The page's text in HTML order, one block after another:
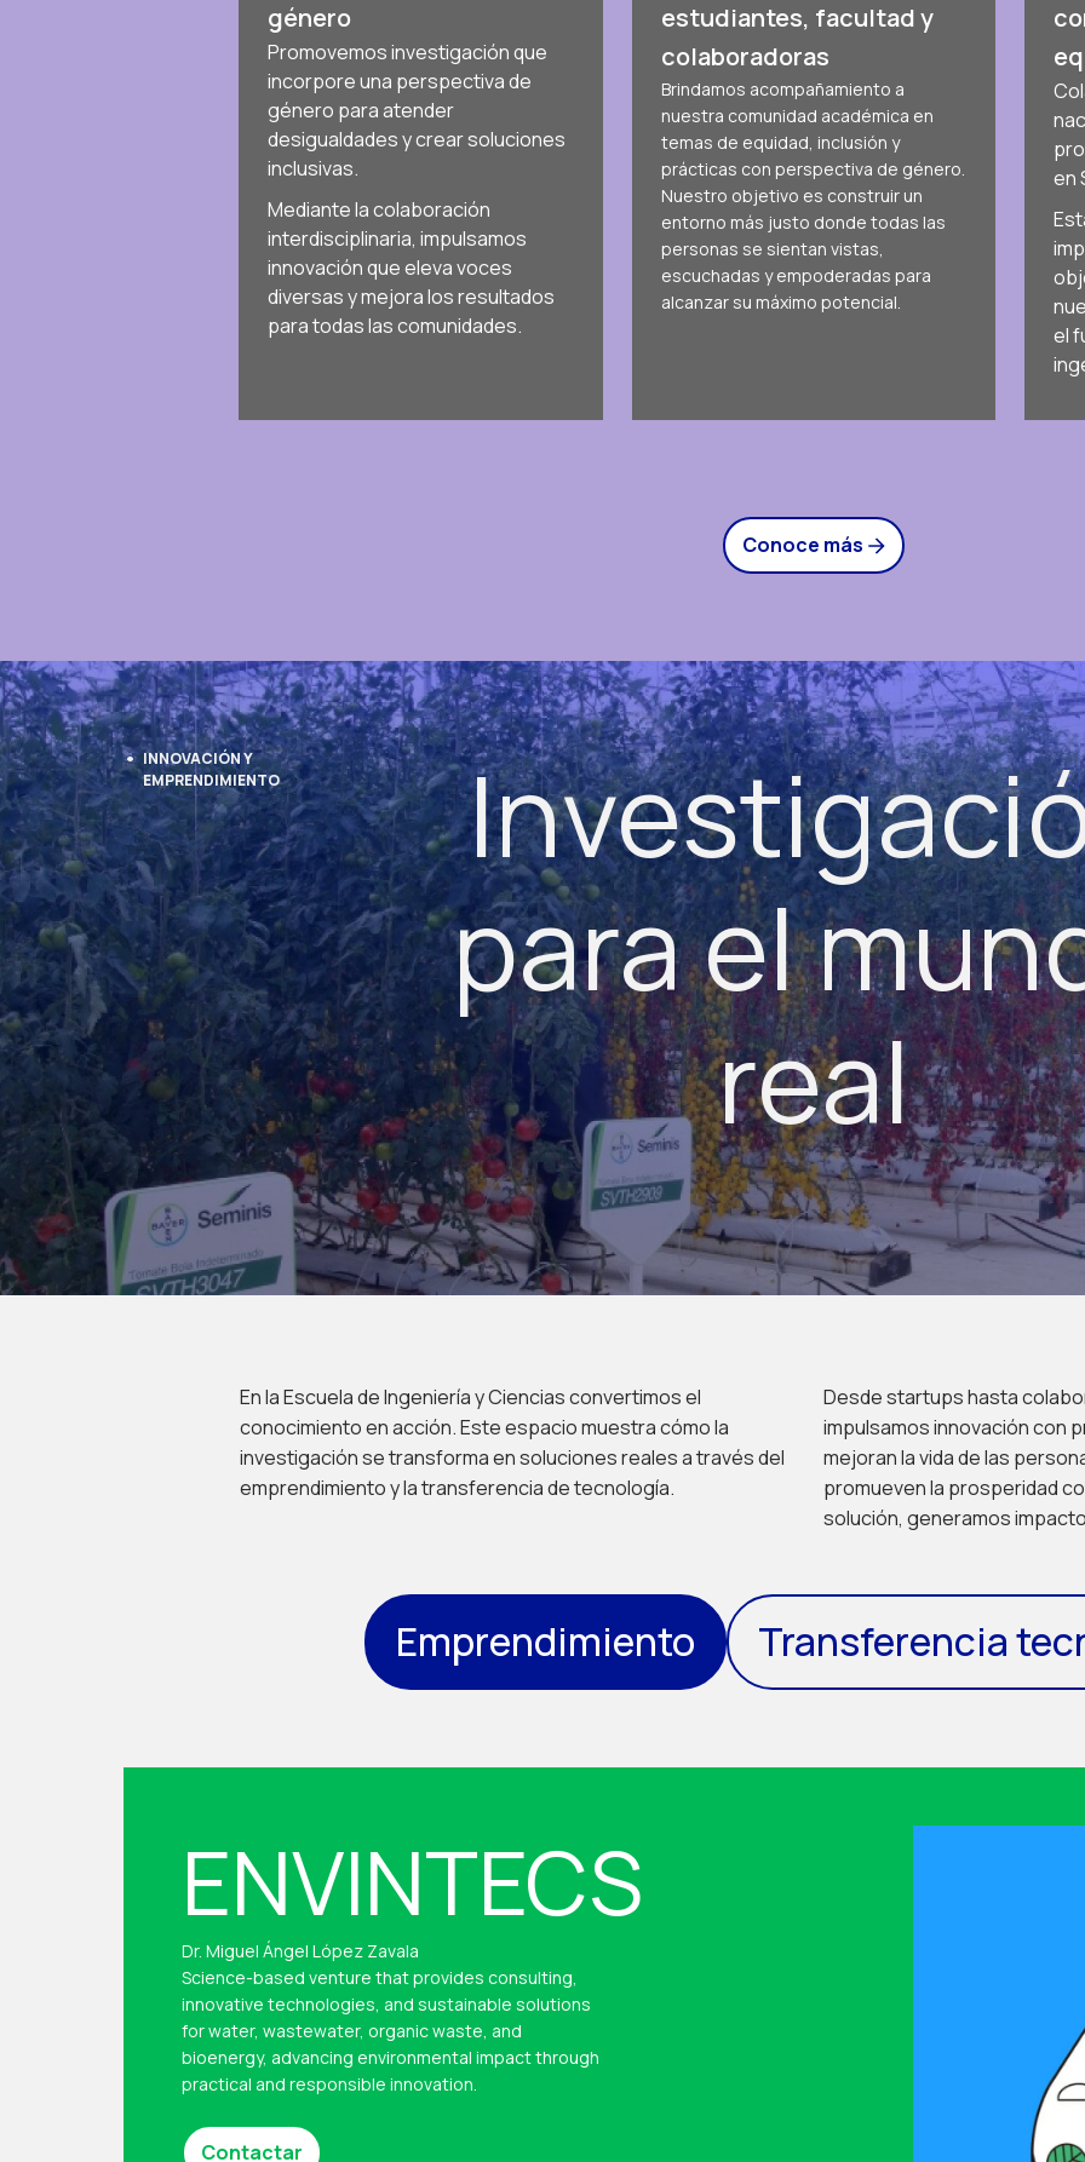
género
Promovemos investigación que
incorpore una perspectiva de
género para atender
desigualdades y crear soluciones
inclusivas.
Mediante la colaboración
interdisciplinaria, impulsamos
innovación que eleva voces
diversas y mejora los resultados
para todas las comunidades.
estudiantes, facultad y
colaboradoras
Brindamos acompañamiento a
nuestra comunidad académica en
temas de equidad, inclusión y
prácticas con perspectiva de género.
Nuestro objetivo es construir un
entorno más justo donde todas las
personas se sientan vistas,
escuchadas y empoderadas para
alcanzar su máximo potencial.
en
el
Conoce más
INNOVACIÓN Y
EMPRENDIMIENTO
para el
real
En la Escuela de Ingeniería y Ciencias convertimos el
conocimiento en acción. Este espacio muestra cómo la
investigación se transforma en soluciones reales a través del
emprendimiento y la transferencia de tecnología.
Desde startups hasta
impulsamos innovación con
mejoran la vida de las
promueven la prosperidad
solución, generamos
Emprendimiento Transferencia
ENVINTECS
Dr. Miguel Ángel López Zavala
Science-based venture that provides consulting,
innovative technologies, and sustainable solutions
for water, wastewater, organic waste, and
bioenergy, advancing environmental impact through
practical and responsible innovation.
Contactar